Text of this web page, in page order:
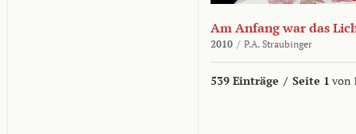
Am Anfang war das
2010 / P.A. Straubinger
539 Einträge / Seite 1 von